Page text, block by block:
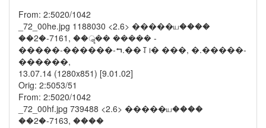
From: 2:5020/1042
_72_00he.jpg 1188030 <2.6> �����ய����
��2�-7161, ��ॣ�� ����� -
�����-������-⮢.��⥡᪨� ���, �.�����-
������,
13.07.14 (1280x851) [9.01.02]
Orig: 2:5053/51
From: 2:5020/1042
_72_00hf.jpg 739488 <2.6> �����ய����
��2�-7163, ����